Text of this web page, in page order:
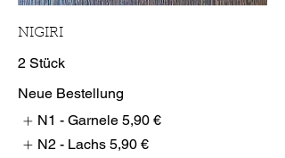
NIGIRI
2 Stück
Neue Bestellung
N1 - Garnele 5,90 €
N2 - Lachs 5,90 €